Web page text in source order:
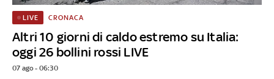
Altri 10 giorni di caldo estremo su Italia:
oggi 26 bollini rossi LIVE
LIVE CRONACA
07 ago - 06:30